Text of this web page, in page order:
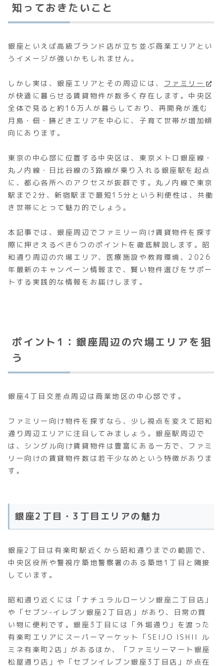
知っておきたいこと
銀座といえば高級ブランド店が立ち並ぶ商業エリアとい
うイメージが強いかもしれません。
しかし実は、銀座エリアとその周辺には、 ファミリー
が快適に暮らせる賃貸物件が数多く存在します。中央区
全体で見ると約16万人が暮らしており、再開発が進む
月島・佃・勝どきエリアを中心に、子育て世帯が増加傾
向にあります。
東京の中心部に位置する中央区は、東京メトロ銀座線・
丸ノ内線・日比谷線の3路線が乗り入れる銀座駅を起点
に、都心各所へのアクセスが抜群です。丸ノ内線で東京
駅まで2分、新宿駅まで最短15分という利便性は、共働
き世帯にとって魅力的でしょう。
本記事では、銀座周辺でファミリー向け賃貸物件を探す
際に押さえるべき6つのポイントを徹底解説します。昭
和通り周辺の穴場エリア、医療施設や教育環境、2026
年最新のキャンペーン情報まで、賢い物件選びをサポー
トする実践的な情報をお届けします。
ポイント1：銀座周辺の穴場エリアを狙
う
銀座4丁目交差点周辺は商業地区の中心部です。
ファミリー向け物件を探すなら、少し視点を変えて昭和
通り周辺エリアに注目してみましょう。銀座駅周辺で
は、シングル向け賃貸物件は豊富にある一方で、ファミ
リー向けの賃貸物件数は若干少なめという特徴がありま
す。
銀座2丁目・3丁目エリアの魅力
銀座2丁目は有楽町駅近くから昭和通りまでの範囲で、
中央区役所や警視庁築地警察署のある築地1丁目と隣接
しています。
昭和通り近くには「ナチュラルローソン銀座二丁目店」
や「セブン-イレブン銀座2丁目店」があり、日常の買
い物に便利です。銀座3丁目には「外堀通り」を渡った
有楽町エリアにスーパーマーケット「SEIJO ISHII ル
ミネ有楽町2店」があるほか、「ファミリーマート銀座
松屋通り店」や「セブンイレブン銀座3丁目店」が点在